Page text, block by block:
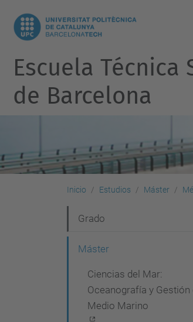
Escuela
de Barcelona
Inicio Estudios Máster
a
Grado
Máster
Ciencias del Mar:
Oceanografía y Gestión
Medio Marino